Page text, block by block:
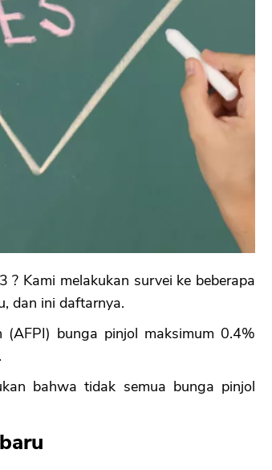
Kami melakukan survei ke beberapa
dan ini daftarnya.
(AFPI) bunga pinjol maksimum 0.4%
bahwa tidak semua bunga pinjol